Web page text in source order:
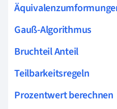
Gauß-Algorithmus
Bruchteil Anteil
Teilbarkeitsregeln
Prozentwert berechnen